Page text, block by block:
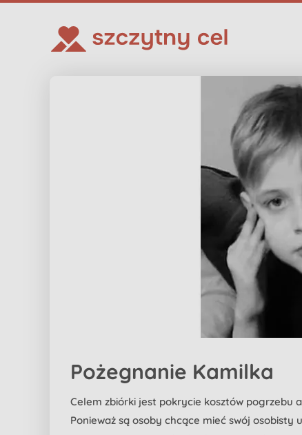
Pożegnanie Kamilka
Celem zbiórki jest pokrycie kosztów pogrzebu
Ponieważ są osoby chcące mieć swój osobisty